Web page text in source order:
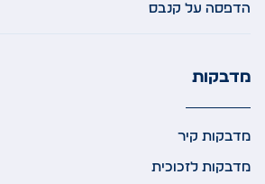
הדפסה על קנבס
מדבקות
מדבקות קיר
מדבקות לזכוכית